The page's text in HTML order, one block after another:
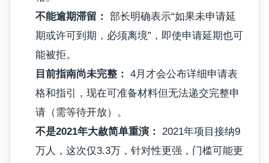
不能逾期滞留： 部长明确表示“如果未申请延
期或许可到期，必须离境”，即使申请延期也可
能被拒。
目前指南尚未完整： 4月才会公布详细申请表
格和指引，现在可准备材料但无法递交完整申
请（需等待开放）。
不是2021年大赦简单重演： 2021年项目接纳9
万人，这次仅3.3万，针对性更强，门槛可能更